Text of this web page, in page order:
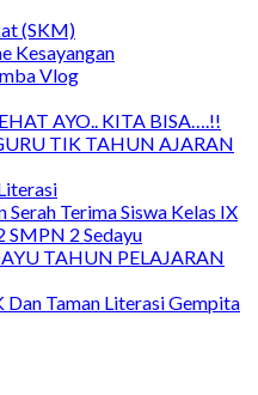
(SKM)
Kesayangan
Vlog
AYO.. KITA BISA….!!
TIK TAHUN AJARAN
Serah Terima Siswa Kelas IX
SMPN 2 Sedayu
TAHUN PELAJARAN
Dan Taman Literasi Gempita